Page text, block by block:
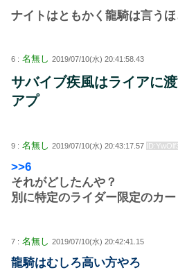
ナイトはともかく龍騎は言う
6 : 名無し 2019/07/10(水) 20:41:58.43
サバイブ疾風はライアに
アプ
9 : 名無し 2019/07/10(水) 20:43:17.57
>>6
それがどしたんや？
別に特定のライダー限定のカ
7 : 名無し 2019/07/10(水) 20:42:41.15
龍騎はむしろ高い方やろ